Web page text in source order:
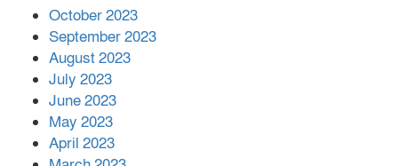
October 2023
September 2023
August 2023
July 2023
June 2023
May 2023
April 2023